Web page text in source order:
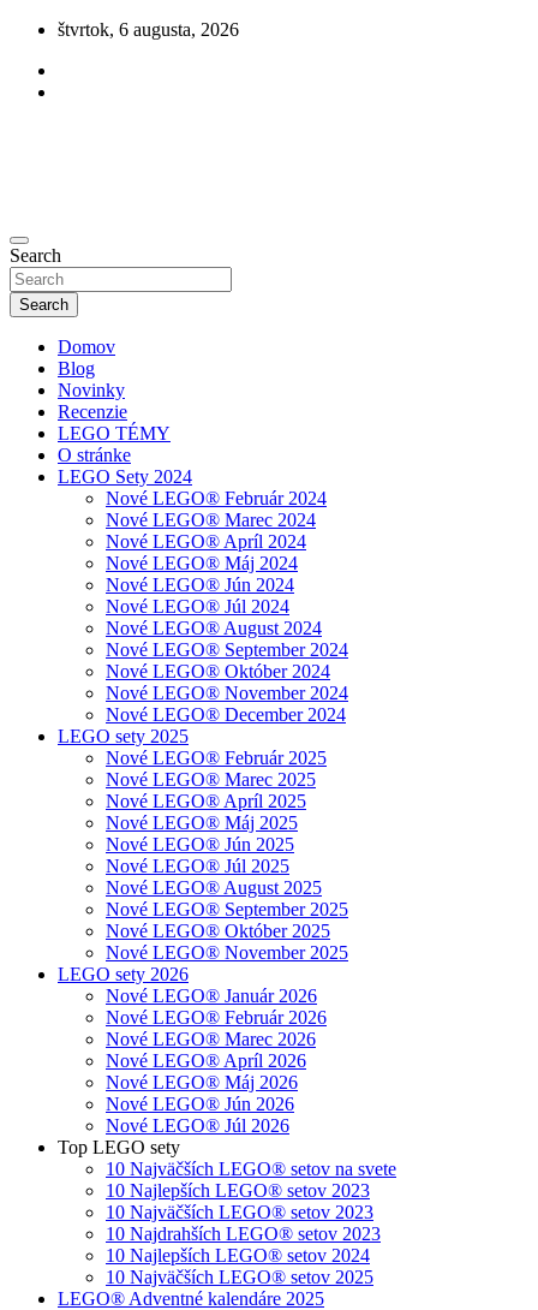
Skip
content
štvrtok, 6 augusta, 2026
olegu.sk
Novinky zo sveta LEGO
Search
Search
Domov
Blog
Novinky
Recenzie
LEGO TÉMY
O stránke
LEGO Sety 2024
Nové LEGO® Február 2024
Nové LEGO® Marec 2024
Nové LEGO® Apríl 2024
Nové LEGO® Máj 2024
Nové LEGO® Jún 2024
Nové LEGO® Júl 2024
Nové LEGO® August 2024
Nové LEGO® September 2024
Nové LEGO® Október 2024
Nové LEGO® November 2024
Nové LEGO® December 2024
LEGO sety 2025
Nové LEGO® Február 2025
Nové LEGO® Marec 2025
Nové LEGO® Apríl 2025
Nové LEGO® Máj 2025
Nové LEGO® Jún 2025
Nové LEGO® Júl 2025
Nové LEGO® August 2025
Nové LEGO® September 2025
Nové LEGO® Október 2025
Nové LEGO® November 2025
LEGO sety 2026
Nové LEGO® Január 2026
Nové LEGO® Február 2026
Nové LEGO® Marec 2026
Nové LEGO® Apríl 2026
Nové LEGO® Máj 2026
Nové LEGO® Jún 2026
Nové LEGO® Júl 2026
Top LEGO sety
10 Najväčších LEGO® setov na svete
10 Najlepších LEGO® setov 2023
10 Najväčších LEGO® setov 2023
10 Najdrahších LEGO® setov 2023
10 Najlepších LEGO® setov 2024
10 Najväčších LEGO® setov 2025
LEGO® Adventné kalendáre 2025